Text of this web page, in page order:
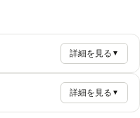
詳細を見る ▼
詳細を見る ▼